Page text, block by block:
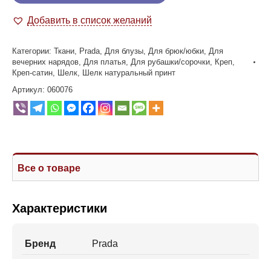
Добавить в список желаний
Категории: Ткани Prada Для блузы Для брюк/юбки Для
вечерних нарядов Для платья Для рубашки/сорочки Креп
Креп-сатин Шелк Шелк натуральный принт
Артикул: 060076
Все о товаре
Характеристики
Бренд Prada